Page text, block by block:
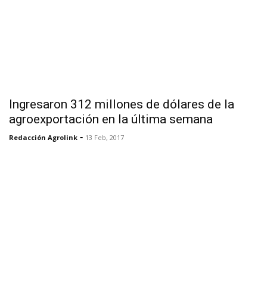
Ingresaron 312 millones de dólares de la
agroexportación en la última semana
Redacción Agrolink - 13 Feb, 2017